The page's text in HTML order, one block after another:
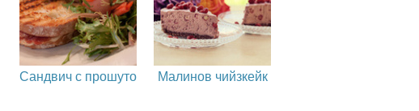
Сандвич с прошуто Малинов чийзкейк